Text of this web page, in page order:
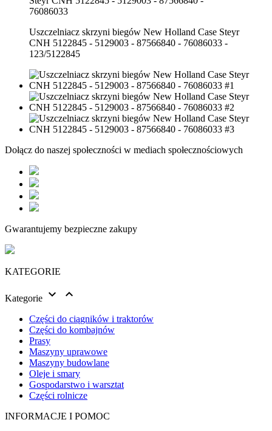
Uszczelniacz skrzyni biegów New Holland Case Steyr
CNH 5122845 - 5129003 - 87566840 - 76086033 -
123/5122845
Dołącz do naszej społeczności w mediach społecznościowych
Gwarantujemy bezpieczne zakupy
KATEGORIE
Kategorie  
Części do ciągników i traktorów
Części do kombajnów
Prasy
Maszyny uprawowe
Maszyny budowlane
Oleje i smary
Gospodarstwo i warsztat
Części rolnicze
INFORMACJE I POMOC